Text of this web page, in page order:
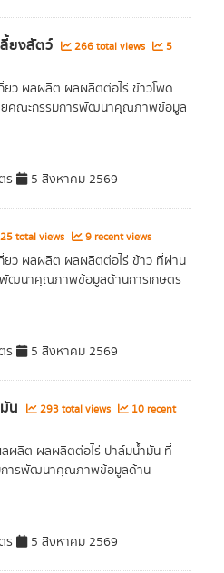
ยงสัตว์ 266 total views
5
กี่ยว ผลผลิต ผลผลิตต่อไร่ ข้าวโพด
ยคณะกรรมการพัฒนาคุณภาพข้อมูล
ร 5 สิงหาคม 2569
total views 9 recent views
กี่ยว ผลผลิต ผลผลิตต่อไร่ ข้าว ที่ผ่าน
พัฒนาคุณภาพข้อมูลด้านการเกษตร
ร 5 สิงหาคม 2569
น 293 total views
10 recent
ผลิต ผลผลิตต่อไร่ ปาล์มน้ำมัน ที่
การพัฒนาคุณภาพข้อมูลด้าน
ร 5 สิงหาคม 2569